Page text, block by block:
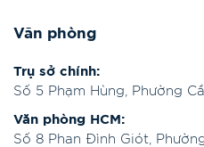
Văn phòng
Trụ sở chính:
Số 5 Phạm Hùng, Phường
Văn phòng HCM:
Số 8 Phan Đình Giót,